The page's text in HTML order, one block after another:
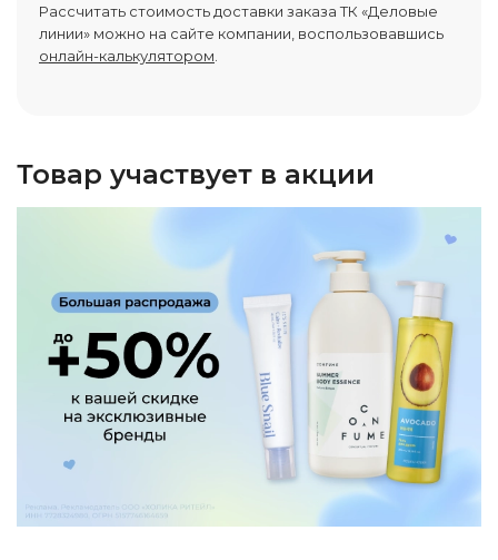
Рассчитать стоимость доставки заказа ТК «Деловые
линии» можно на сайте компании, воспользовавшись
онлайн-калькулятором
Товар участвует в акции